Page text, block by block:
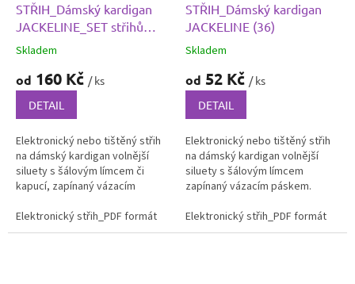
STŘIH_Dámský kardigan
JACKELINE_SET střihů
(36+37)
Skladem
od 160 Kč / ks
DETAIL
Elektronický nebo tištěný střih
na dámský kardigan volnější
siluety s šálovým límcem či
kapucí, zapínaný vázacím
díle členěn princesovým...
Elektronický střih_PDF formát Tištěný střih
STŘIH_Dámský kardigan
JACKELINE (36)
Skladem
od 52 Kč / ks
DETAIL
Elektronický nebo tištěný střih
na dámský kardigan volnější
siluety s šálovým límcem
zapínaný vázacím páskem.
členěn princesovým švem, v
jehož...
Elektronický střih_PDF formát